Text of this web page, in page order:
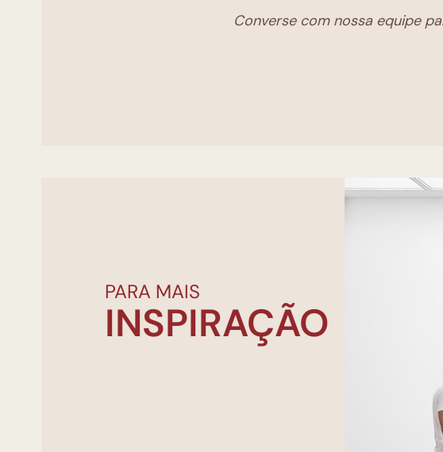
Converse com nossa equipe
PARA MAIS
INSPIRAÇÃO